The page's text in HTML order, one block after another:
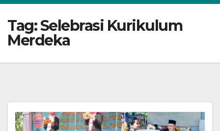
Tag:Selebrasi Kurikulum
Merdeka